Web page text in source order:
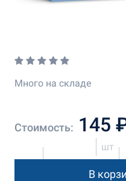
Много на складе
Стоимость: 145
шт
В